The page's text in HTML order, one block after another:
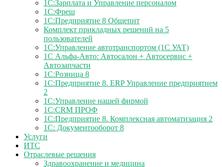
1С:Зарплата и Управление персоналом
1С:Фреш
1С:Предприятие 8 Общепит
Комплект прикладных решений на 5
пользователей
1С:Управление автотранспортом (1С УАТ)
1С Альфа-Авто: Автосалон + Автосервис +
Автозапчасти
1С:Розница 8
1С:Предприятие 8. ERP Управление предприятием
2
1С:Управление нашей фирмой
1С:CRM ПРОФ
1С:Предприятие 8. Комплексная автоматизация 2
1С: Документооборот 8
Услуги
ИТС
Отраслевые решения
Здравоохранение и медицина